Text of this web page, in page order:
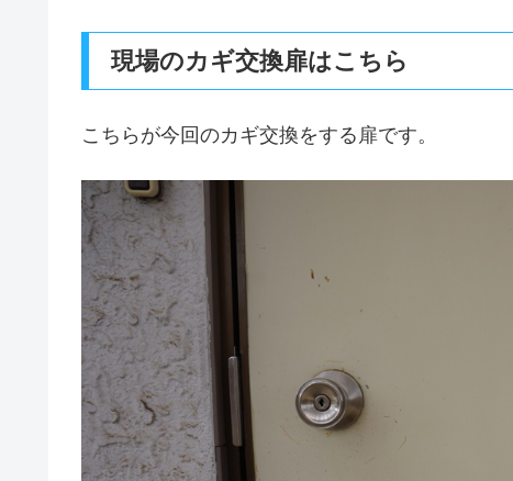
現場のカギ交換扉はこちら
こちらが今回のカギ交換をする扉です。